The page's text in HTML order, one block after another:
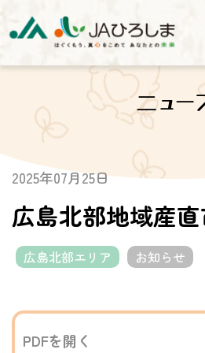
ニュー
2025年07月25日
広島北部地域産
広島北部エリア お知らせ
PDFを開く